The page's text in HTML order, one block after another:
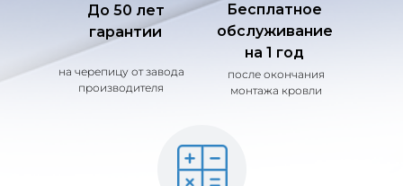
До 50 лет
гарантии
на черепицу от завода
производителя
Бесплатное
обслуживание
на 1 год
после окончания
монтажа кровли